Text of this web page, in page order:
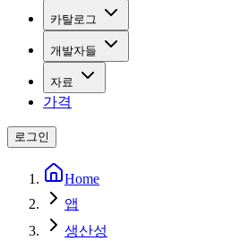
카탈로그
개발자들
자료
가격
로그인
Home
앱
생산성